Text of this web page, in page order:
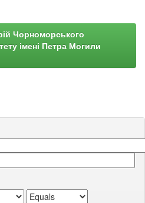
Чорноморського
імені Петра Могили